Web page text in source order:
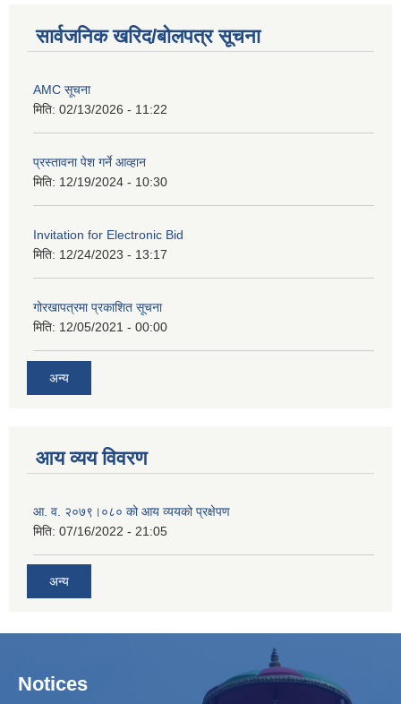
सार्वजनिक खरिद/बोलपत्र सूचना
AMC सूचना
मिति: 02/13/2026 - 11:22
प्रस्तावना पेश गर्ने आव्हान
मिति: 12/19/2024 - 10:30
Invitation for Electronic Bid
मिति: 12/24/2023 - 13:17
गोरखापत्रमा प्रकाशित सूचना
मिति: 12/05/2021 - 00:00
अन्य
आय व्यय विवरण
आ. व. २०७९।०८० को आय व्ययको प्रक्षेपण
मिति: 07/16/2022 - 21:05
अन्य
Notices